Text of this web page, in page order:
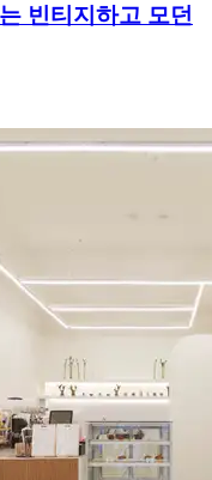
빈티지하고 모던